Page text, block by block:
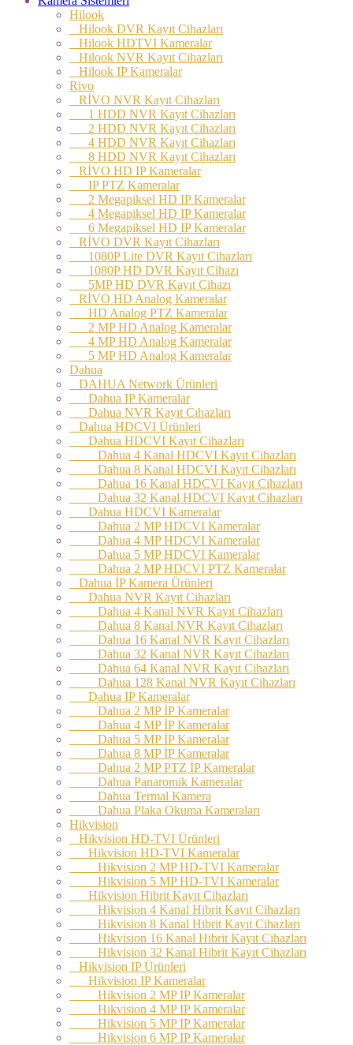
Hilook
Hilook DVR Kayıt Cihazları
Hilook HDTVI Kameralar
Hilook NVR Kayıt Cihazları
Hilook IP Kameralar
Rivo
RİVO NVR Kayıt Cihazları
1 HDD NVR Kayıt Cihazları
2 HDD NVR Kayıt Cihazları
4 HDD NVR Kayıt Cihazları
8 HDD NVR Kayıt Cihazları
RİVO HD IP Kameralar
IP PTZ Kameralar
2 Megapiksel HD IP Kameralar
4 Megapiksel HD IP Kameralar
6 Megapiksel HD IP Kameralar
RİVO DVR Kayıt Cihazları
1080P Lite DVR Kayıt Cihazları
1080P HD DVR Kayıt Cihazı
5MP HD DVR Kayıt Cihazı
RİVO HD Analog Kameralar
HD Analog PTZ Kameralar
2 MP HD Analog Kameralar
4 MP HD Analog Kameralar
5 MP HD Analog Kameralar
Dahua
DAHUA Network Ürünleri
Dahua IP Kameralar
Dahua NVR Kayıt Cıhazları
Dahua HDCVI Ürünleri
Dahua HDCVI Kayıt Cihazları
Dahua 4 Kanal HDCVI Kayıt Cihazları
Dahua 8 Kanal HDCVI Kayıt Cihazları
Dahua 16 Kanal HDCVI Kayıt Cihazları
Dahua 32 Kanal HDCVI Kayıt Cihazları
Dahua HDCVI Kameralar
Dahua 2 MP HDCVI Kameralar
Dahua 4 MP HDCVI Kameralar
Dahua 5 MP HDCVI Kameralar
Dahua 2 MP HDCVI PTZ Kameralar
Dahua İP Kamera Ürünleri
Dahua NVR Kayıt Cihazları
Dahua 4 Kanal NVR Kayıt Cihazları
Dahua 8 Kanal NVR Kayıt Cihazları
Dahua 16 Kanal NVR Kayıt Cihazları
Dahua 32 Kanal NVR Kayıt Cihazları
Dahua 64 Kanal NVR Kayıt Cihazları
Dahua 128 Kanal NVR Kayıt Cihazları
Dahua IP Kameralar
Dahua 2 MP İP Kameralar
Dahua 4 MP İP Kameralar
Dahua 5 MP İP Kameralar
Dahua 8 MP İP Kameralar
Dahua 2 MP PTZ İP Kameralar
Dahua Panaromik Kameralar
Dahua Termal Kamera
Dahua Plaka Okuma Kameraları
Hikvision
Hikvision HD-TVI Ürünleri
Hikvision HD-TVI Kameralar
Hikvision 2 MP HD-TVI Kameralar
Hikvision 5 MP HD-TVI Kameralar
Hikvision Hibrit Kayıt Cihazları
Hikvision 4 Kanal Hibrit Kayıt Cihazları
Hikvision 8 Kanal Hibrit Kayıt Cihazları
Hikvision 16 Kanal Hibrit Kayıt Cihazları
Hikvision 32 Kanal Hibrit Kayıt Cihazları
Hikvision IP Ürünleri
Hikvision IP Kameralar
Hikvision 2 MP IP Kameralar
Hikvision 4 MP IP Kameralar
Hikvision 5 MP IP Kameralar
Hikvision 6 MP IP Kameralar